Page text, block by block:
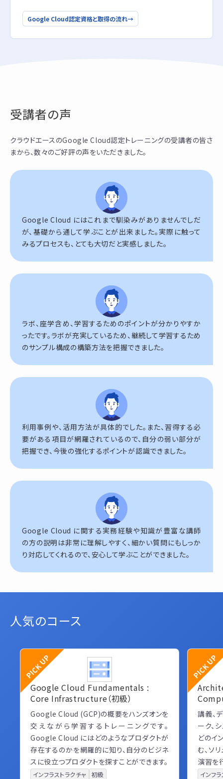
Google Cloud認定資格と取得の流れ→
受講者の声
クラウドエースのGoogle Cloud認定トレーニングの受講者の皆さ
まから、数々のご好評の声をいただきました。
Google Cloud にはこれまで馴染みがありませんでしだ
が、基礎から通して学ぶことが出来ました。実際に触って
みるプロセスも、とても大切だと実感しました。
ラボ、座学含め、学習するためのポイントが分かりやすか
ったです。ラボが充実しているため、継続して学習するため
のサンプル構成の構築方法を把握できました。
利用事例や、活用方法が具体的でした。また、習得する必
要がある項目が網羅されているので、自分の弱い部分が
把握でき、今後の強化するポイントが認識できました。
Google Cloud に関する実務経験や知識が豊富な講師
の方の説明は非常に理解しやすく、細かい質問にもしっか
り対応してくれるので、安心して学ぶことができました。
人気のコース
PICK UP
Google Cloud Fundamentals :
Core Infrastructure（初級）
Google Cloud (GCP)の概要をハンズオンを
交えながら学習するトレーニングです。
Google Cloud にはどのようなプロダクトが
存在するのかを網羅的に知り、自分のビジネ
スに役立つプロダクトを探すことができます。
インフラストラクチャ 初級
PICK UP
講義、
ーク、
どのイ
む、ソ
演習を
インフ